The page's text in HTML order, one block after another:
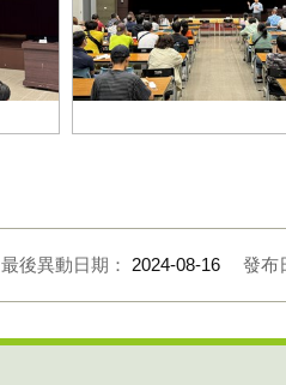
最後異動日期： 2024-08-16 發布